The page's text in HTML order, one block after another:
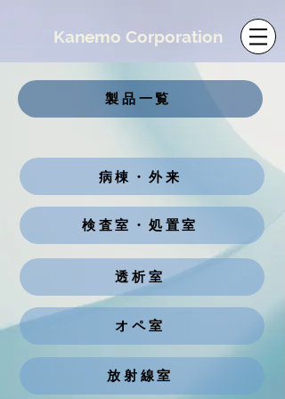
​Kanemo Corporation
製品一覧
病棟・外来
検査室・処置室
透析室
オペ室
放射線室